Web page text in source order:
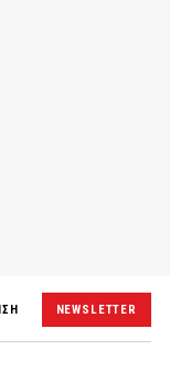
NEWSLETTER